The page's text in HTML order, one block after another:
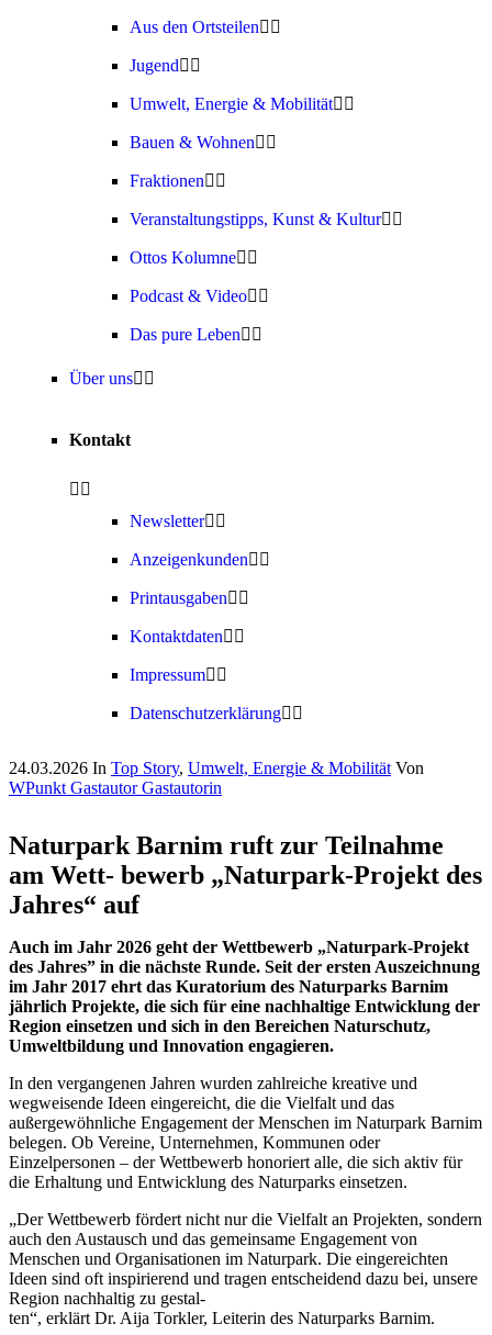
Aus den Ortsteilen
Jugend
Umwelt, Energie & Mobilität
Bauen & Wohnen
Fraktionen
Veranstaltungstipps, Kunst & Kultur
Ottos Kolumne
Podcast & Video
Das pure Leben
Über uns
Kontakt
Newsletter
Anzeigenkunden
Printausgaben
Kontaktdaten
Impressum
Datenschutzerklärung
24.03.2026 In Top Story, Umwelt, Energie & Mobilität Von
WPunkt Gastautor Gastautorin
Naturpark Barnim ruft zur Teilnahme
am Wett- bewerb „Naturpark-Projekt des
Jahres“ auf
Auch im Jahr 2026 geht der Wettbewerb „Naturpark-Projekt
des Jahres” in die nächste Runde. Seit der ersten Auszeichnung
im Jahr 2017 ehrt das Kuratorium des Naturparks Barnim
jährlich Projekte, die sich für eine nachhaltige Entwicklung der
Region einsetzen und sich in den Bereichen Naturschutz,
Umweltbildung und Innovation engagieren.
In den vergangenen Jahren wurden zahlreiche kreative und
wegweisende Ideen eingereicht, die die Vielfalt und das
außergewöhnliche Engagement der Menschen im Naturpark Barnim
belegen. Ob Vereine, Unternehmen, Kommunen oder
Einzelpersonen – der Wettbewerb honoriert alle, die sich aktiv für
die Erhaltung und Entwicklung des Naturparks einsetzen.
„Der Wettbewerb fördert nicht nur die Vielfalt an Projekten, sondern
auch den Austausch und das gemeinsame Engagement von
Menschen und Organisationen im Naturpark. Die eingereichten
Ideen sind oft inspirierend und tragen entscheidend dazu bei, unsere
Region nachhaltig zu gestal-
ten“, erklärt Dr. Aija Torkler, Leiterin des Naturparks Barnim.